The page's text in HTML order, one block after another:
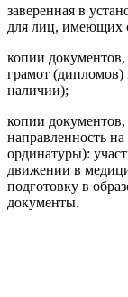
заверенная в
для лиц, имеющих
копии
грамот (дипломов)
наличии);
копии
направленность
ординатуры):
движении в
подготовку в
документы.